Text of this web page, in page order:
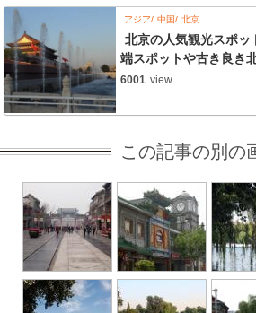
アジア 中国 北京
北京の人気観光スポッ
端スポットや古き良き
6001 view
この記事の別の